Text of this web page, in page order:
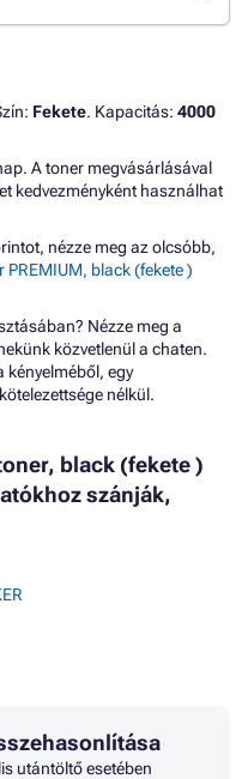
Fekete. Kapacitás: 4000
A toner megvásárlásával
kedvezményként használhat
nézze meg az olcsóbb,
PREMIUM, black (fekete )
Nézze meg a
közvetlenül a chaten.
egy
nélkül.
black (fekete )
szánják,
utántöltő esetében